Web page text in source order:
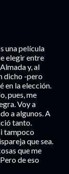
una película
elegir entre
y, al
dicho -pero
en la elección.
pues, me
Voy a
a algunos. A
tanto.
tampoco
que sea.
que me
de eso